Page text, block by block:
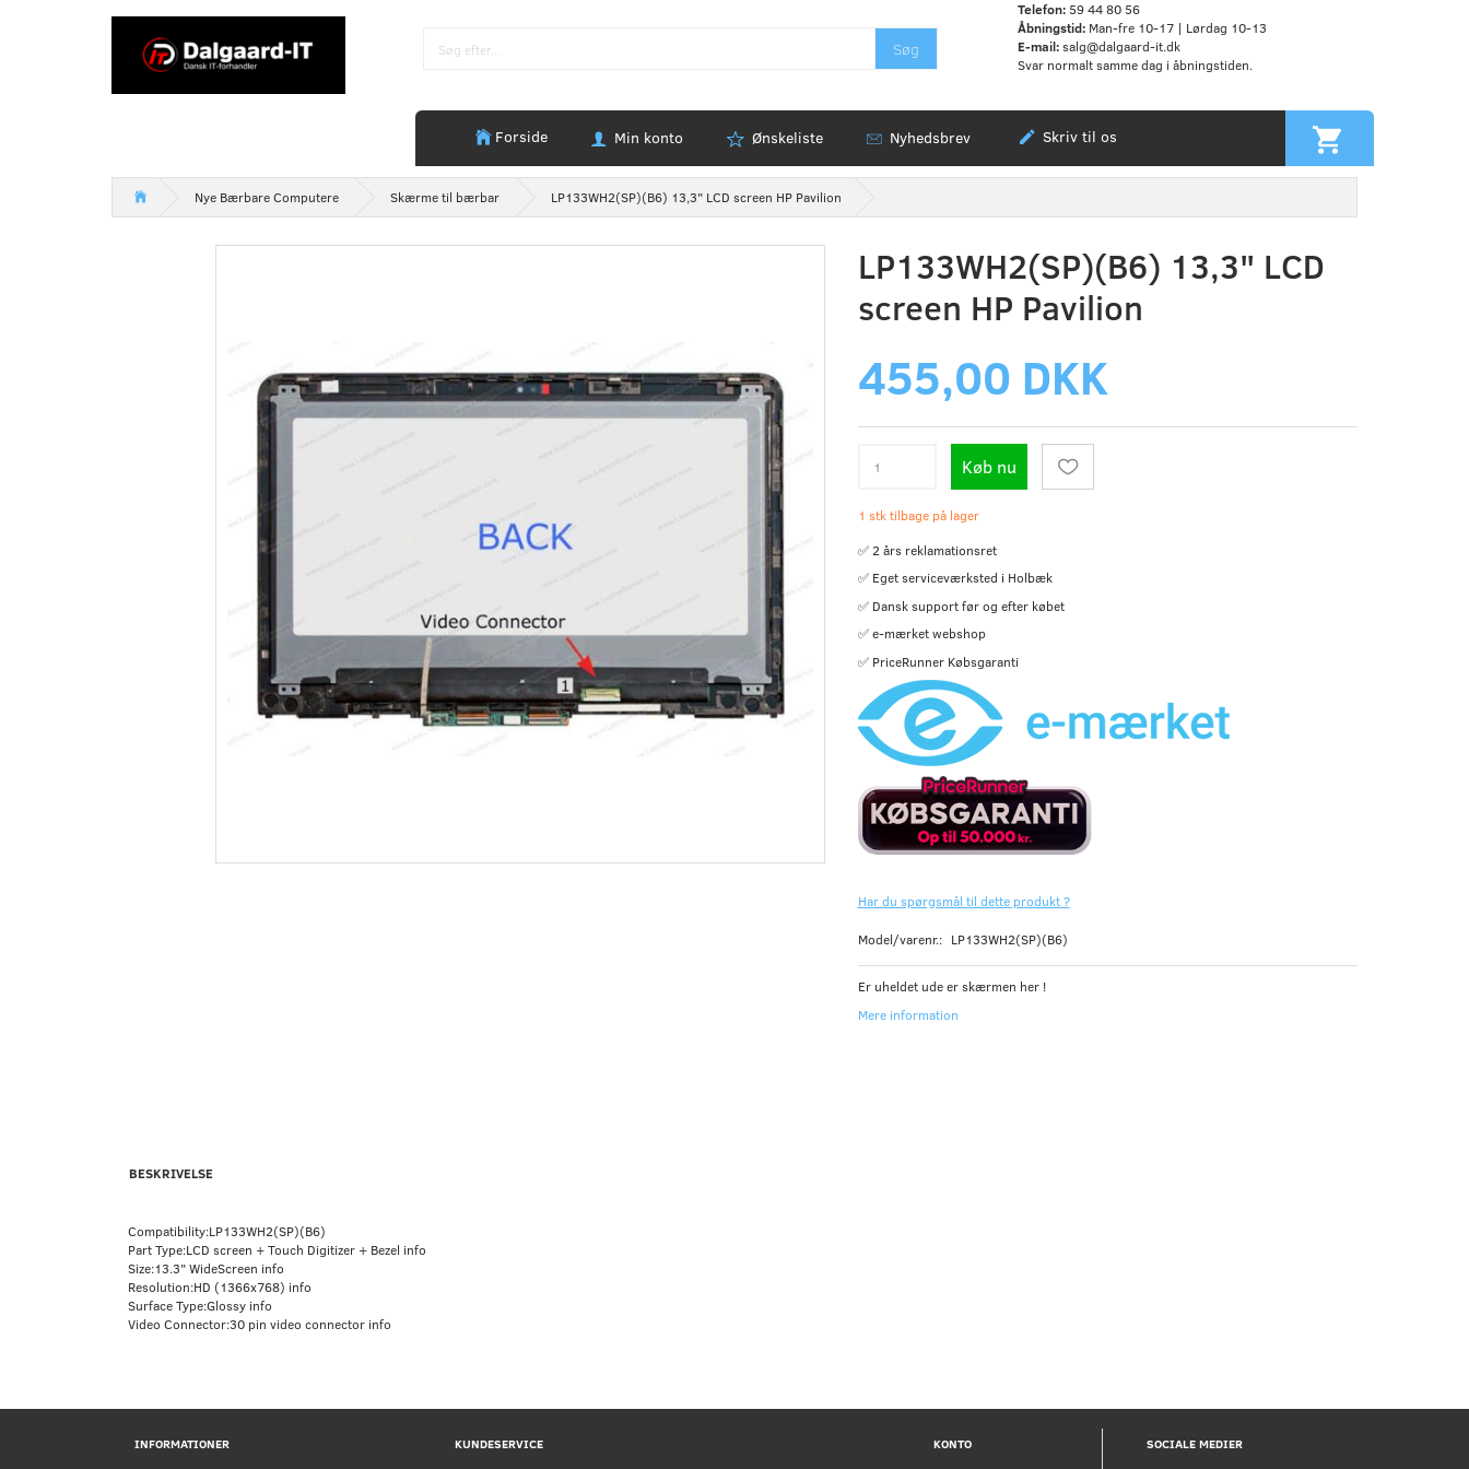
Søg
Telefon: 59 44 80 56
Åbningstid:Man-fre 10-17 | Lørdag 10-13
E-mail: salg@dalgaard-it.dk
Svar normalt samme dag i åbningstiden.
Forside Min konto Ønskeliste Nyhedsbrev Skriv til os
Nye Bærbare Computere Skærme til bærbar LP133WH2(SP)(B6) 13,3" LCD screen HP Pavilion
LP133WH2(SP)(B6) 13,3" LCD
screen HP Pavilion
455,00 DKK
Køb nu
1 stk tilbage på lager
✅ 2 års reklamationsret
✅ Eget serviceværksted i Holbæk
✅ Dansk support før og efter købet
✅ e-mærket webshop
✅ PriceRunner Købsgaranti
Har du spørgsmål til dette produkt ?
Model/varenr.: LP133WH2(SP)(B6)
Er uheldet ude er skærmen her !
Mere information
BESKRIVELSE
Compatibility:LP133WH2(SP)(B6)
Part Type:LCD screen + Touch Digitizer + Bezel info
Size:13.3" WideScreen info
Resolution:HD (1366x768) info
Surface Type:Glossy info
Video Connector:30 pin video connector info
INFORMATIONER KUNDESERVICE KONTO SOCIALE MEDIER